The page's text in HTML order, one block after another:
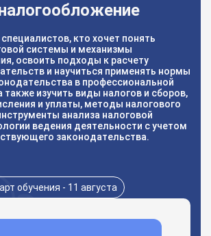
кто хочет понять
системы и механизмы
освоить подходы к расчету
и научиться применять нормы
в профессиональной
также изучить виды налогов и сборов,
и уплаты, методы налогового
анализа налоговой
ведения деятельности с учетом
законодательства.
обучения - 11 августа